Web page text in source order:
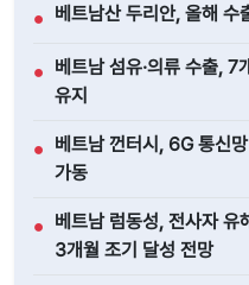
● 베트남산 두리안, 올해
● 베트남 섬유·의류 수출,
유지
● 베트남 껀터시, 6G 통신
가동
● 베트남 럼동성, 전사자 유
3개월 조기 달성 전망